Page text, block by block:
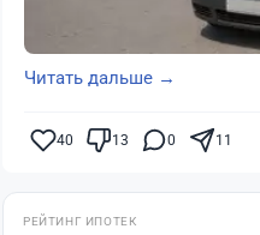
Читать дальше →
40 13 0 11
РЕЙТИНГ ИПОТЕК